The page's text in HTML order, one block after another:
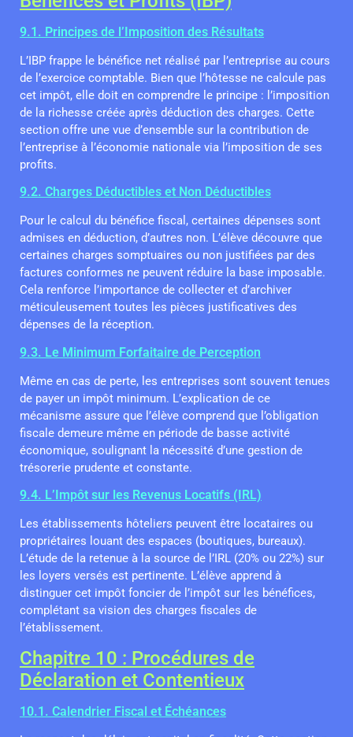
9.1. Principes de l’Imposition des Résultats
L’IBP frappe le bénéfice net réalisé par l’entreprise au cours
de l’exercice comptable. Bien que l’hôtesse ne calcule pas
cet impôt, elle doit en comprendre le principe : l’imposition
de la richesse créée après déduction des charges. Cette
section offre une vue d’ensemble sur la contribution de
l’entreprise à l’économie nationale via l’imposition de ses
profits.
9.2. Charges Déductibles et Non Déductibles
Pour le calcul du bénéfice fiscal, certaines dépenses sont
admises en déduction, d’autres non. L’élève découvre que
certaines charges somptuaires ou non justifiées par des
factures conformes ne peuvent réduire la base imposable.
Cela renforce l’importance de collecter et d’archiver
méticuleusement toutes les pièces justificatives des
dépenses de la réception.
9.3. Le Minimum Forfaitaire de Perception
Même en cas de perte, les entreprises sont souvent tenues
de payer un impôt minimum. L’explication de ce
mécanisme assure que l’élève comprend que l’obligation
fiscale demeure même en période de basse activité
économique, soulignant la nécessité d’une gestion de
trésorerie prudente et constante.
9.4. L’Impôt sur les Revenus Locatifs (IRL)
Les établissements hôteliers peuvent être locataires ou
propriétaires louant des espaces (boutiques, bureaux).
L’étude de la retenue à la source de l’IRL (20% ou 22%) sur
les loyers versés est pertinente. L’élève apprend à
distinguer cet impôt foncier de l’impôt sur les bénéfices,
complétant sa vision des charges fiscales de
l’établissement.
Chapitre 10 : Procédures de
Déclaration et Contentieux
10.1. Calendrier Fiscal et Échéances